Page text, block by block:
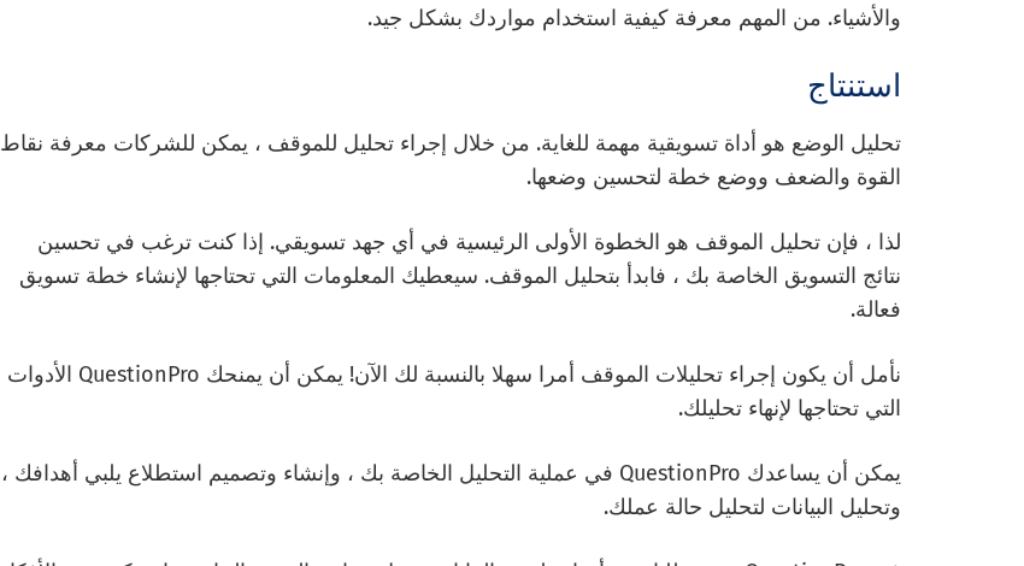
والأشياء. من المهم معرفة كيفية استخدام مواردك بشكل جيد.
استنتاج
تحليل الوضع هو أداة تسويقية مهمة للغاية. من خلال إجراء تحليل للموقف ، يمكن للشركات معرفة نقاط
القوة والضعف ووضع خطة لتحسين وضعها.
لذا ، فإن تحليل الموقف هو الخطوة الأولى الرئيسية في أي جهد تسويقي. إذا كنت ترغب في تحسين
نتائج التسويق الخاصة بك ، فابدأ بتحليل الموقف. سيعطيك المعلومات التي تحتاجها لإنشاء خطة تسويق
فعالة.
نأمل أن يكون إجراء تحليلات الموقف أمرا سهلا بالنسبة لك الآن! يمكن أن يمنحك QuestionPro الأدوات
التي تحتاجها لإنهاء تحليلك.
يمكن أن يساعدك QuestionPro في عملية التحليل الخاصة بك ، وإنشاء وتصميم استطلاع يلبي أهدافك ،
وتحليل البيانات لتحليل حالة عملك.